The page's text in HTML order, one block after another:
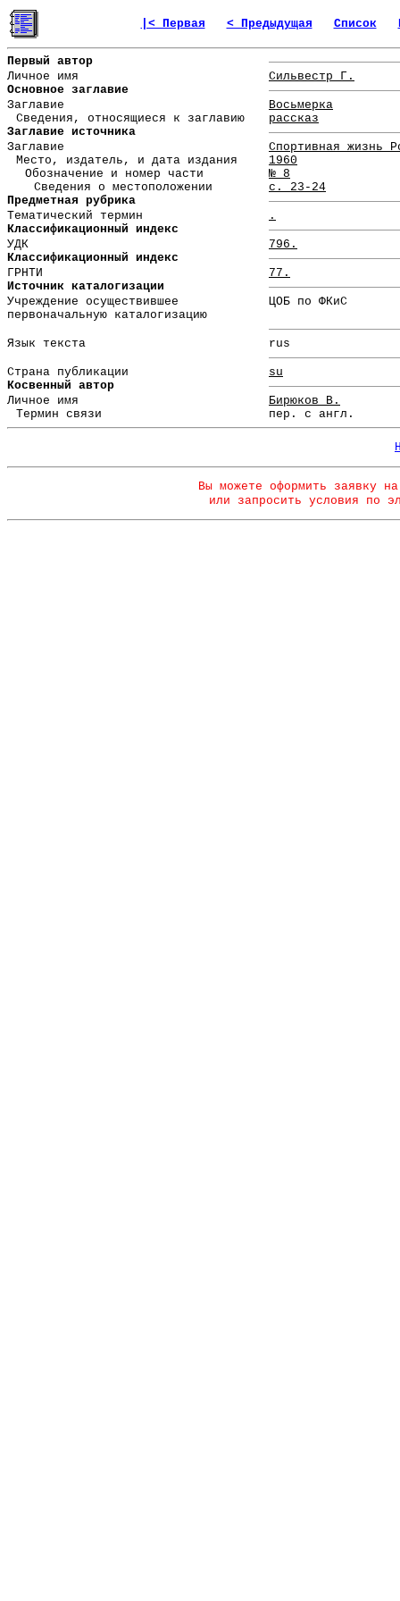
|< Первая < Предыдущая Список
Первый автор
Личное имя
Сильвестр Г.
Основное заглавие
Заглавие
Восьмерка
Сведения, относящиеся к заглавию
рассказ
Заглавие источника
Заглавие
Спортивная жизнь
Место, издатель, и дата издания
1960
Обозначение и номер части
№ 8
Сведения о местоположении
с. 23-24
Предметная рубрика
Тематический термин
.
Классификационный индекс
УДК
796.
Классификационный индекс
ГРНТИ
77.
Источник каталогизации
Учреждение осуществившее
первоначальную каталогизацию
ЦОБ по ФКиС
Язык текста rus
Страна публикации
su
Косвенный автор
Личное имя
Бирюков В.
Термин связи
пер. с англ.
Вы можете оформить заявку
или запросить условия по